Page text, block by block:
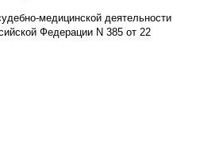
медицинской деятельности
Федерации N 385 от 22